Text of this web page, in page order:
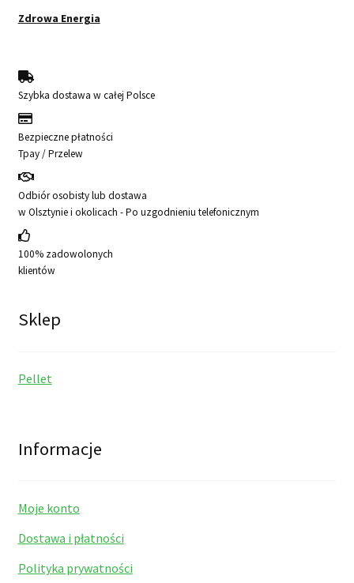
Zdrowa Energia
Szybka dostawa w całej Polsce
Bezpieczne płatności
Tpay / Przelew
Odbiór osobisty lub dostawa
w Olsztynie i okolicach - Po uzgodnieniu telefonicznym
100% zadowolonych
klientów
Sklep
Pellet
Informacje
Moje konto
Dostawa i płatności
Polityka prywatności